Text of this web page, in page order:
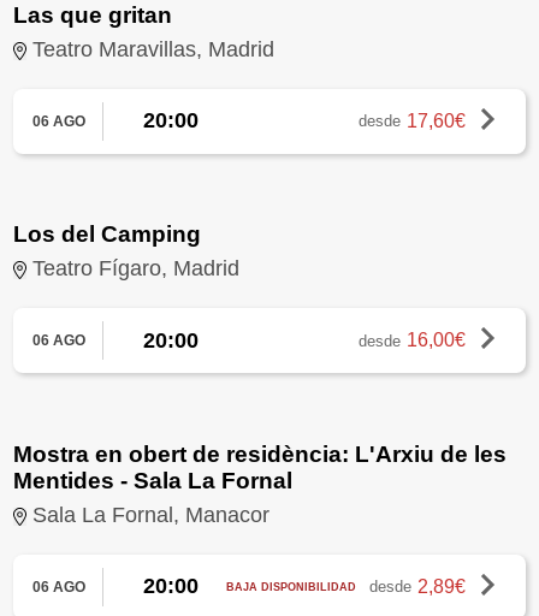
Las que gritan
Teatro Maravillas, Madrid
06 AGO 20:00 desde 17,60€
Los del Camping
Teatro Fígaro, Madrid
06 AGO 20:00 desde 16,00€
Mostra en obert de residència: L'Arxiu de les
Mentides - Sala La Fornal
Sala La Fornal, Manacor
06 AGO 20:00 BAJA DISPONIBILIDAD desde 2,89€